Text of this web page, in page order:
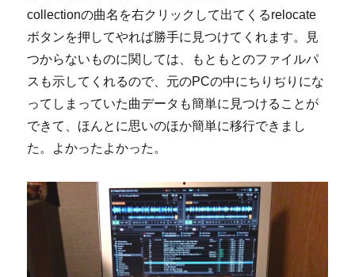
collectionの曲名を右クリックして出てくるrelocate
ボタンを押してやれば勝手に見つけてくれます。見
つからないものに関しては、もともとのファイルパ
スも示してくれるので、元のPCの中にちりぢりにな
ってしまっていた曲データも簡単に見つけることが
できて、ほんとに思いのほか簡単に移行できまし
た。よかったよかった。